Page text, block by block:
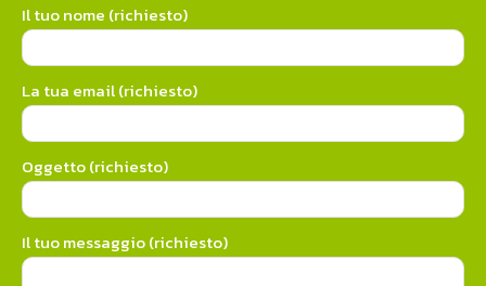
Il tuo nome (richiesto)
La tua email (richiesto)
Oggetto (richiesto)
Il tuo messaggio (richiesto)